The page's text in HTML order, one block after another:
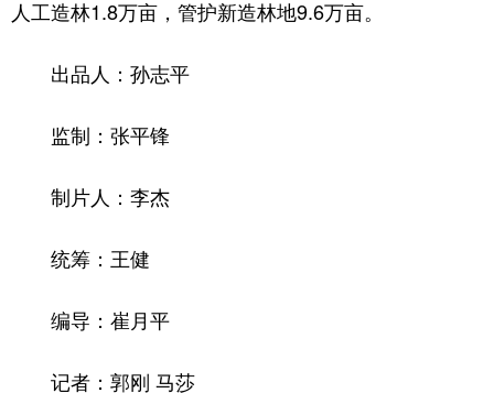
人工造林1.8万亩，管护新造林地9.6万亩。
出品人：孙志平
监制：张平锋
制片人：李杰
统筹：王健
编导：崔月平
记者：郭刚 马莎